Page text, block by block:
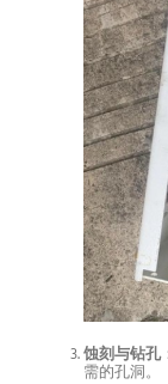
蚀刻与钻孔
需的孔洞。